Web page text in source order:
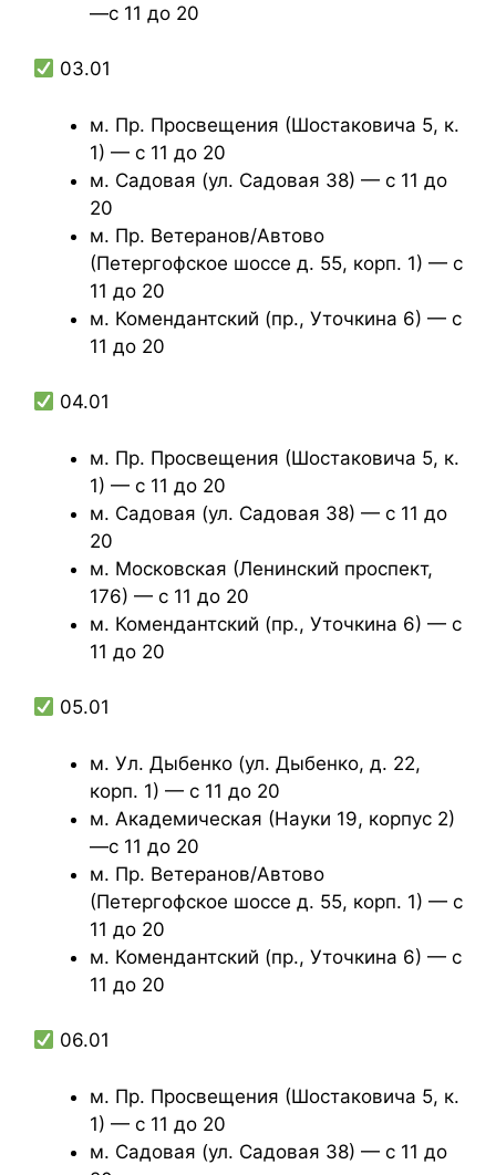
—с 11 до 20
03.01
м. Пр. Просвещения (Шостаковича 5, к.
1) — с 11 до 20
м. Садовая (ул. Садовая 38) — с 11 до
20
м. Пр. Ветеранов/Автово
(Петергофское шоссе д. 55, корп. 1) — с
11 до 20
м. Комендантский (пр., Уточкина 6) — с
11 до 20
04.01
м. Пр. Просвещения (Шостаковича 5, к.
1) — с 11 до 20
м. Садовая (ул. Садовая 38) — с 11 до
20
м. Московская (Ленинский проспект,
176) — с 11 до 20
м. Комендантский (пр., Уточкина 6) — с
11 до 20
05.01
м. Ул. Дыбенко (ул. Дыбенко, д. 22,
корп. 1) — с 11 до 20
м. Академическая (Науки 19, корпус 2)
—с 11 до 20
м. Пр. Ветеранов/Автово
(Петергофское шоссе д. 55, корп. 1) — с
11 до 20
м. Комендантский (пр., Уточкина 6) — с
11 до 20
06.01
м. Пр. Просвещения (Шостаковича 5, к.
1) — с 11 до 20
м. Садовая (ул. Садовая 38) — с 11 до